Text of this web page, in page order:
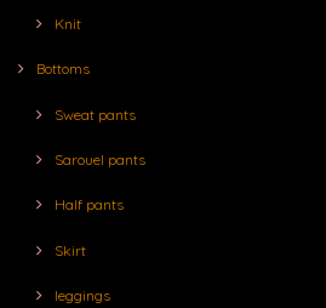
Knit
Bottoms
Sweat pants
Sarouel pants
Half pants
Skirt
leggings